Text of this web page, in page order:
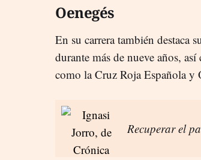
Oenegés
En su carrera también destaca
durante más de nueve años,
como la Cruz Roja Española y
Recuperar el